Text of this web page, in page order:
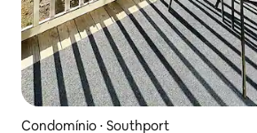
Condomínio ⋅ Southport